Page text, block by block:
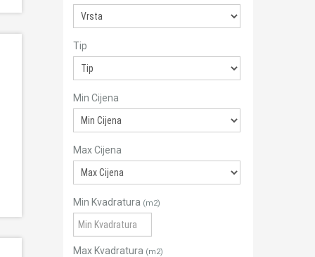
Tip
Min Cijena
Max Cijena
Min Kvadratura (m2)
Max Kvadratura (m2)